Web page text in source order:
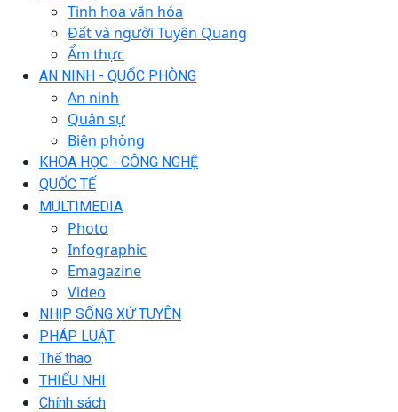
Tinh hoa văn hóa
Đất và người Tuyên Quang
Ẩm thực
AN NINH - QUỐC PHÒNG
An ninh
Quân sự
Biên phòng
KHOA HỌC - CÔNG NGHỆ
QUỐC TẾ
MULTIMEDIA
Photo
Infographic
Emagazine
Video
NHỊP SỐNG XỨ TUYÊN
PHÁP LUẬT
Thể thao
THIẾU NHI
Chính sách